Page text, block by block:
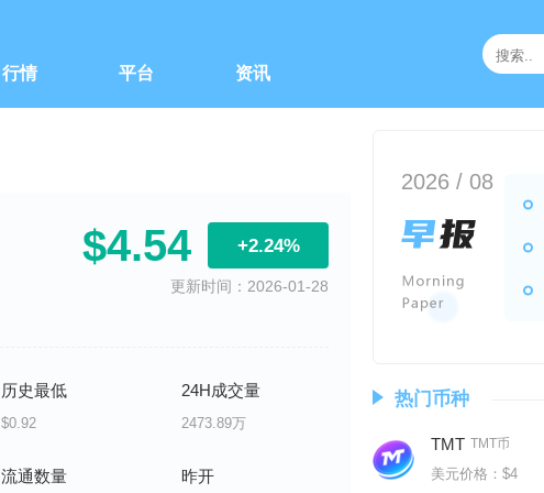
行情 平台 资讯
$4.54 +2.24%
更新时间：2026-01-28
历史最低
$0.92
24H成交量
2473.89万
流通数量 昨开
2026 / 08
热门币种
TMT TMT币
美元价格：$4